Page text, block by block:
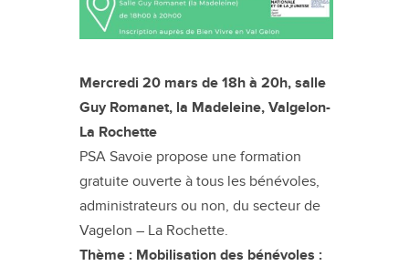
Mercredi 20 mars de 18h à 20h, salle
Guy Romanet, la Madeleine, Valgelon-
La Rochette
PSA Savoie propose une formation
gratuite ouverte à tous les bénévoles,
administrateurs ou non, du secteur de
Vagelon – La Rochette.
Thème : Mobilisation des bénévoles :